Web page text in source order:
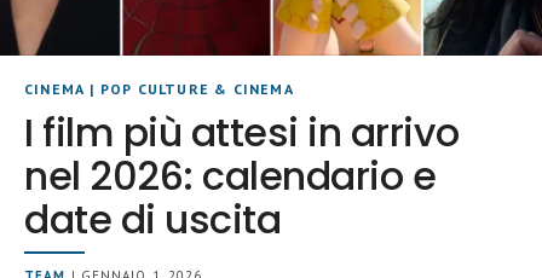
CINEMA | POP CULTURE & CINEMA
I film più attesi in arrivo
nel 2026: calendario e
date di uscita